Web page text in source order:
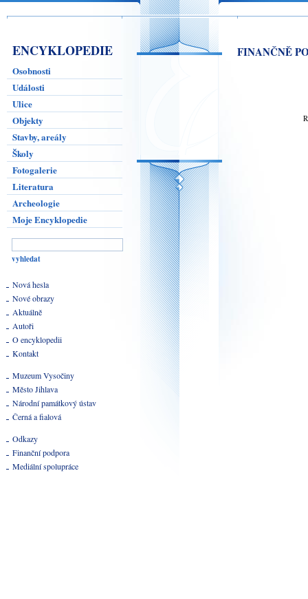
ENCYKLOPEDIE
Osobnosti
Události
Ulice
Objekty
Stavby, areály
Školy
Fotogalerie
Literatura
Archeologie
Moje Encyklopedie
Nová hesla
Nové obrazy
Aktuálně
Autoři
O encyklopedii
Kontakt
Muzeum Vysočiny
Město Jihlava
Národní památkový ústav
Černá a fialová
Odkazy
Finanční podpora
Mediální spolupráce
FINANČNĚ